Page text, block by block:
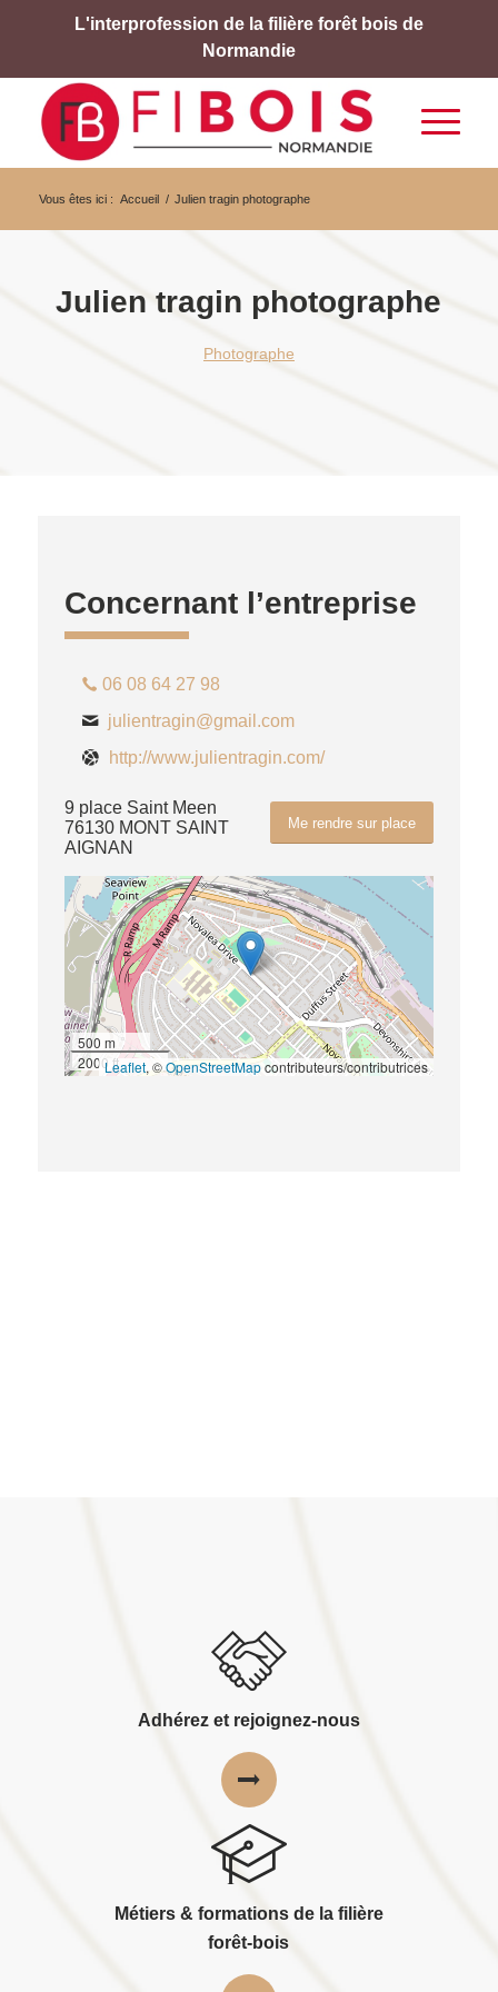
L'interprofession de la filière forêt bois de
Normandie
Vous êtes ici : Accueil / Julien tragin photographe
Julien tragin photographe
Photographe
Concernant l’entreprise
06 08 64 27 98
julientragin@gmail.com
http://www.julientragin.com/
Me rendre sur place
9 place Saint Meen
76130 MONT SAINT
AIGNAN
500 m
2000 ftLeaflet, ©OpenStreetMapcontributeurs/contributrices
Adhérez et rejoignez-nous
Métiers & formations de la filière
forêt-bois